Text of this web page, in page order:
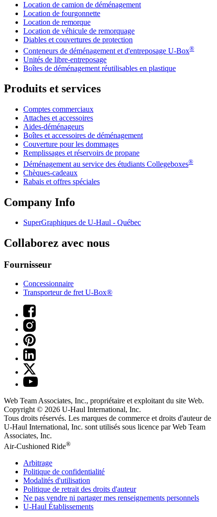
Location de camion de déménagement
Location de fourgonnette
Location de remorque
Location de véhicule de remorquage
Diables et couvertures de protection
Conteneurs de déménagement et d'entreposage U-Box®
Unités de libre-entreposage
Boîtes de déménagement réutilisables en plastique
Produits et services
Comptes commerciaux
Attaches et accessoires
Aides-déménageurs
Boîtes et accessoires de déménagement
Couverture pour les dommages
Remplissages et réservoirs de propane
Déménagement au service des étudiants Collegeboxes®
Chèques-cadeaux
Rabais et offres spéciales
Company Info
SuperGraphiques de U-Haul - Québec
Collaborez avec nous
Fournisseur
Concessionnaire
Transporteur de fret U-Box®
Web Team Associates, Inc., propriétaire et exploitant du site Web.
Copyright © 2026 U-Haul International, Inc.
Tous droits réservés. Les marques de commerce et droits d'auteur de
U-Haul International, Inc. sont utilisés sous licence par Web Team
Associates, Inc.
Air-Cushioned Ride®
Arbitrage
Politique de confidentialité
Modalités d'utilisation
Politique de retrait des droits d'auteur
Ne pas vendre ni partager mes renseignements personnels
U-Haul Établissements